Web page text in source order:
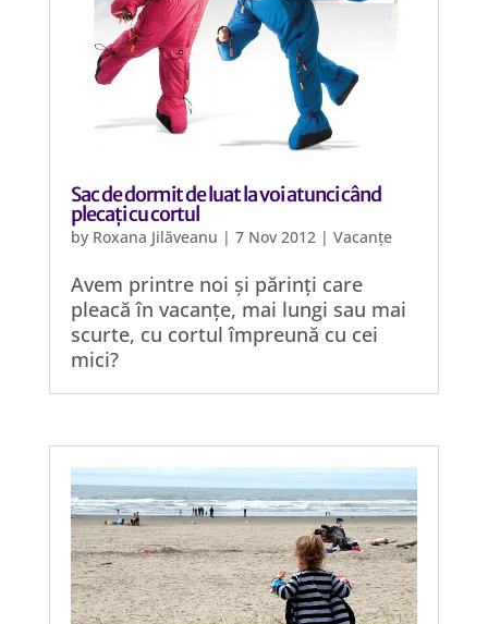
Sac de dormit de luat la voi atunci când
plecați cu cortul
by Roxana Jilăveanu | 7 Nov 2012| Vacanțe
Avem printre noi și părinți care
pleacă în vacanțe, mai lungi sau mai
scurte, cu cortul împreună cu cei
mici?